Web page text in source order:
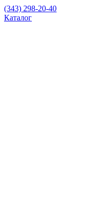
(343) 298-20-40
Каталог